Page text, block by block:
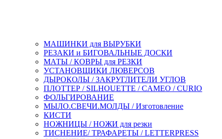
МАШИНКИ для ВЫРУБКИ
РЕЗАКИ и БИГОВАЛЬНЫЕ ДОСКИ
МАТЫ / КОВРЫ для РЕЗКИ
УСТАНОВЩИКИ ЛЮВЕРСОВ
ДЫРОКОЛЫ / ЗАКРУГЛИТЕЛИ УГЛОВ
ПЛОТТЕР / SILHOUETTE / CAMEO / CURIO
ФОЛЬГИРОВАНИЕ
МЫЛО.СВЕЧИ.МОЛДЫ / Изготовление
КИСТИ
НОЖНИЦЫ / НОЖИ для резки
ТИСНЕНИЕ/ ТРАФАРЕТЫ / LETTERPRESS